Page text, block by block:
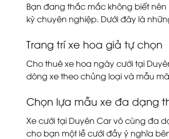
Bạn đang thắc mắc không biết nên
kỳ chuyên nghiệp. Dưới đây là
Trang trí xe hoa giả tự chọn
Cho thuê xe hoa ngày cưới tại
dòng xe theo chủng loại và mẫu
Chọn lựa mẫu xe đa dạng
Xe cưới tại Duyên Car vô cùng đa
cho bạn một lễ cưới đầy ý nghĩa